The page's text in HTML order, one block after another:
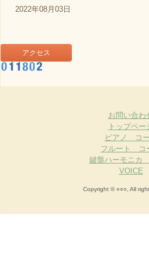
2022年08月03日
アクセス
お問い合わ
トップペー
ピアノ コ
フルート コ
鍵盤ハーモニカ
VOICE
Copyright © ○○○, All